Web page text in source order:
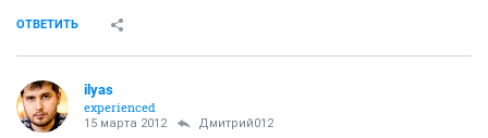
ОТВЕТИТЬ
ilyas
experienced
15 марта 2012 Дмитрий012